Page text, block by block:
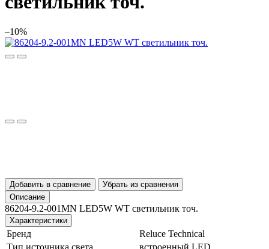
–10%
Добавить в сравнение
Убрать из сравнения
Описание
86204-9.2-001MN LED5W WT светильник точ.
Характеристики
Бренд
Reluce Technical
Тип источника света
встроенный LED